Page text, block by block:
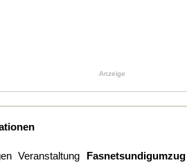
Anzeige
Veranstaltung